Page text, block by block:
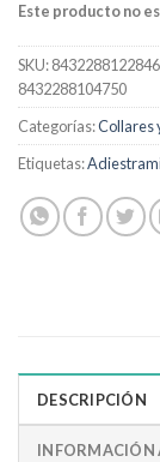
Este producto no
SKU:
8432288104750
Categorías:Collares
Etiquetas:
DESCRIPCIÓN
INFORMACIÓN